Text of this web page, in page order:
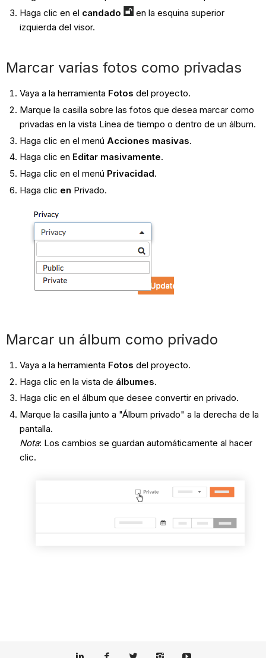
Haga clic en el candado
en la esquina superior
izquierda del visor.
Marcar varias fotos como privadas
Vaya a la herramienta Fotos del proyecto.
Marque la casilla sobre las fotos que desea marcar como
privadas en la vista Línea de tiempo o dentro de un álbum.
Haga clic en el menú Acciones masivas.
Haga clic en Editar masivamente.
Haga clic en el menú Privacidad.
Haga clic en Privado.
Marcar un álbum como privado
Vaya a la herramienta Fotos del proyecto.
Haga clic en la vista de álbumes.
Haga clic en el álbum que desee convertir en privado.
Marque la casilla junto a "Álbum privado" a la derecha de la
pantalla.
Nota: Los cambios se guardan automáticamente al hacer
clic.